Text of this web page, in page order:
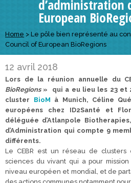
Comité scientifique
Financeurs
Réseau européen
Appels à projets
Développez vos projets d’innovation
d’administration
European
Home > Le pôle bien représenté au
Council of European BioRegions
12 avril 2018
Lors de la réunion annuelle du
BioRegions» qui a eu lieu les 23 et
cluster BioM à Munich, Céline
européens chez ID2Santé et
déléguée d’Atlanpole
d’Administration qui compte 9
différents.
Le CEBR est un réseau de clusters
sciences du vivant qui a pour
niveau européen et mondial, et de